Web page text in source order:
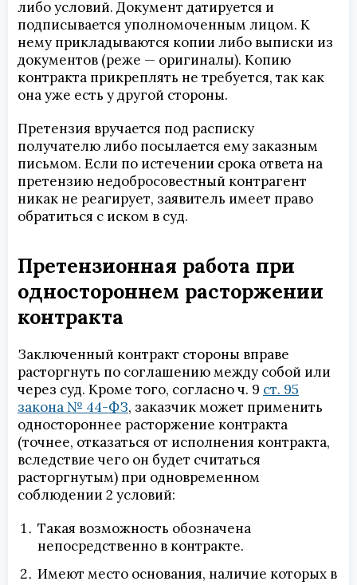
либо условий. Документ датируется и
подписывается уполномоченным лицом. К
нему прикладываются копии либо выписки из
документов (реже — оригиналы). Копию
контракта прикреплять не требуется, так как
она уже есть у другой стороны.
Претензия вручается под расписку
получателю либо посылается ему заказным
письмом. Если по истечении срока ответа на
претензию недобросовестный контрагент
никак не реагирует, заявитель имеет право
обратиться с иском в суд.
Претензионная работа при
одностороннем расторжении
контракта
Заключенный контракт стороны вправе
расторгнуть по соглашению между собой или
через суд. Кроме того, согласно ч. 9 ст. 95
закона № 44-ФЗ, заказчик может применить
одностороннее расторжение контракта
(точнее, отказаться от исполнения контракта,
вследствие чего он будет считаться
расторгнутым) при одновременном
соблюдении 2 условий:
Такая возможность обозначена
непосредственно в контракте.
Имеют место основания, наличие которых в